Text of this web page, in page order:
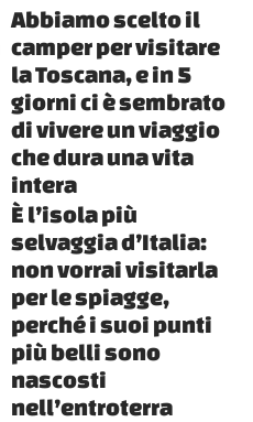
Abbiamo scelto il
camper per visitare
la Toscana, e in 5
giorni ci è sembrato
di vivere un viaggio
che dura una vita
intera
È l’isola più
selvaggia d’Italia:
non vorrai visitarla
per le spiagge,
perché i suoi punti
più belli sono
nascosti
nell’entroterra